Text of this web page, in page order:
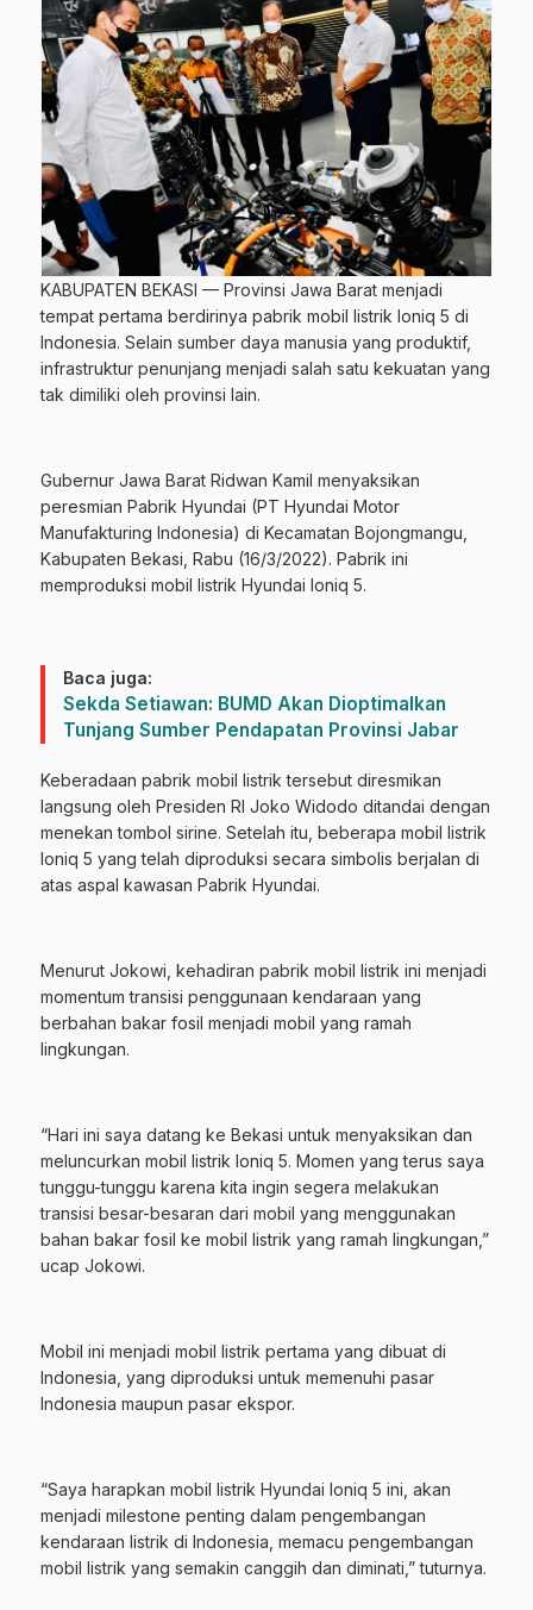
KABUPATEN BEKASI — Provinsi Jawa Barat menjadi
tempat pertama berdirinya pabrik mobil listrik Ioniq 5 di
Indonesia. Selain sumber daya manusia yang produktif,
infrastruktur penunjang menjadi salah satu kekuatan yang
tak dimiliki oleh provinsi lain.
Gubernur Jawa Barat Ridwan Kamil menyaksikan
peresmian Pabrik Hyundai (PT Hyundai Motor
Manufakturing Indonesia) di Kecamatan Bojongmangu,
Kabupaten Bekasi, Rabu (16/3/2022). Pabrik ini
memproduksi mobil listrik Hyundai Ioniq 5.
Baca juga:
Sekda Setiawan: BUMD Akan Dioptimalkan
Tunjang Sumber Pendapatan Provinsi Jabar
Keberadaan pabrik mobil listrik tersebut diresmikan
langsung oleh Presiden RI Joko Widodo ditandai dengan
menekan tombol sirine. Setelah itu, beberapa mobil listrik
Ioniq 5 yang telah diproduksi secara simbolis berjalan di
atas aspal kawasan Pabrik Hyundai.
Menurut Jokowi, kehadiran pabrik mobil listrik ini menjadi
momentum transisi penggunaan kendaraan yang
berbahan bakar fosil menjadi mobil yang ramah
lingkungan.
“Hari ini saya datang ke Bekasi untuk menyaksikan dan
meluncurkan mobil listrik Ioniq 5. Momen yang terus saya
tunggu-tunggu karena kita ingin segera melakukan
transisi besar-besaran dari mobil yang menggunakan
bahan bakar fosil ke mobil listrik yang ramah lingkungan,”
ucap Jokowi.
Mobil ini menjadi mobil listrik pertama yang dibuat di
Indonesia, yang diproduksi untuk memenuhi pasar
Indonesia maupun pasar ekspor.
“Saya harapkan mobil listrik Hyundai Ioniq 5 ini, akan
menjadi milestone penting dalam pengembangan
kendaraan listrik di Indonesia, memacu pengembangan
mobil listrik yang semakin canggih dan diminati,” tuturnya.